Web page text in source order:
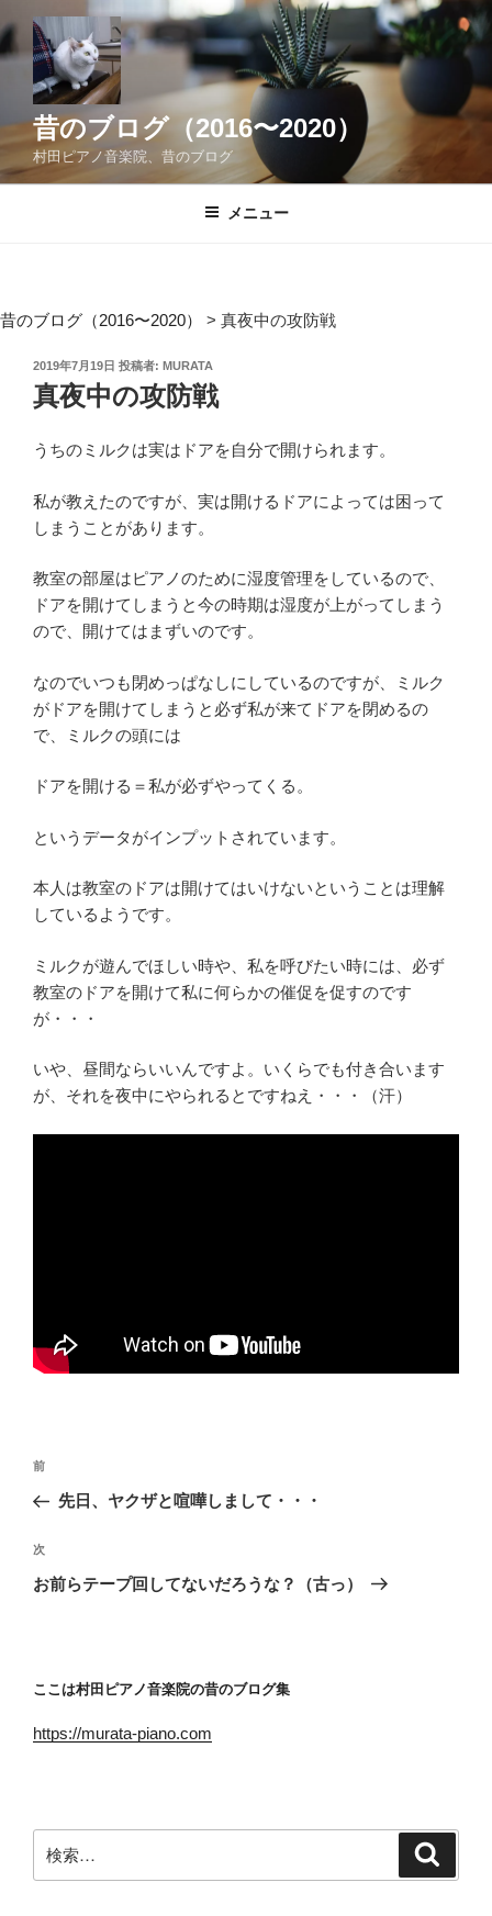
ン
テ
へ
ス
昔のブログ（2016〜2020）
村田ピアノ音楽院、昔のブログ
メニュー
昔のブログ（2016〜2020） > 真夜中の攻防戦
投
稿
日:
2019年7月19日 投稿者: MURATA
真夜中の攻防戦
うちのミルクは実はドアを自分で開けられます。
私が教えたのですが、実は開けるドアによっては困って
しまうことがあります。
教室の部屋はピアノのために湿度管理をしているので、
ドアを開けてしまうと今の時期は湿度が上がってしまう
ので、開けてはまずいのです。
なのでいつも閉めっぱなしにしているのですが、ミルク
がドアを開けてしまうと必ず私が来てドアを閉めるの
で、ミルクの頭には
ドアを開ける＝私が必ずやってくる。
というデータがインプットされています。
本人は教室のドアは開けてはいけないということは理解
しているようです。
ミルクが遊んでほしい時や、私を呼びたい時には、必ず
教室のドアを開けて私に何らかの催促を促すのです
が・・・
いや、昼間ならいいんですよ。いくらでも付き合います
が、それを夜中にやられるとですねえ・・・（汗）
投
ナ
ビ
ゲ
ン
前
の
稿
前
先日、ヤクザと喧嘩しまして・・・
次
の
次
お前らテープ回してないだろうな？（古っ）
ここは村田ピアノ音楽院の昔のブログ集
https://murata-piano.com
索: